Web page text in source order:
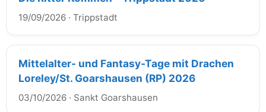
19/09/2026 · Trippstadt
Mittelalter- und Fantasy-Tage mit Drachen
Loreley/St. Goarshausen (RP) 2026
03/10/2026 · Sankt Goarshausen